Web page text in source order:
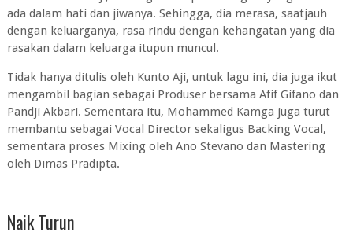
ada dalam hati dan jiwanya. Sehingga, dia merasa, saatjauh
dengan keluarganya, rasa rindu dengan kehangatan yang dia
rasakan dalam keluarga itupun muncul.
Tidak hanya ditulis oleh Kunto Aji, untuk lagu ini, dia juga ikut
mengambil bagian sebagai Produser bersama Afif Gifano dan
Pandji Akbari. Sementara itu, Mohammed Kamga juga turut
membantu sebagai Vocal Director sekaligus Backing Vocal,
sementara proses Mixing oleh Ano Stevano dan Mastering
oleh Dimas Pradipta.
Naik Turun